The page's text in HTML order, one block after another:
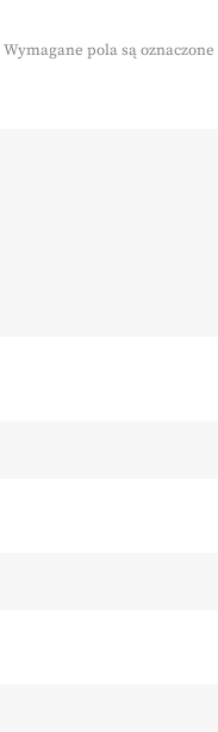
Wymagane pola są oznaczone